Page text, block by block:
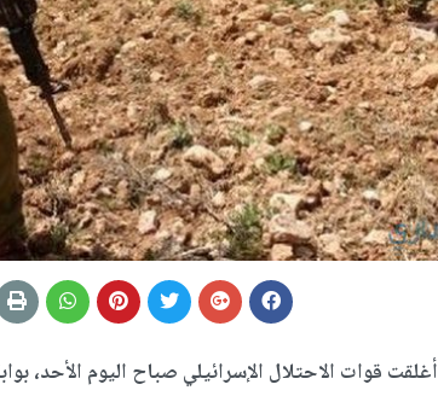
أغلقت قوات الاحتلال الإسرائيلي صباح اليوم الأحد،